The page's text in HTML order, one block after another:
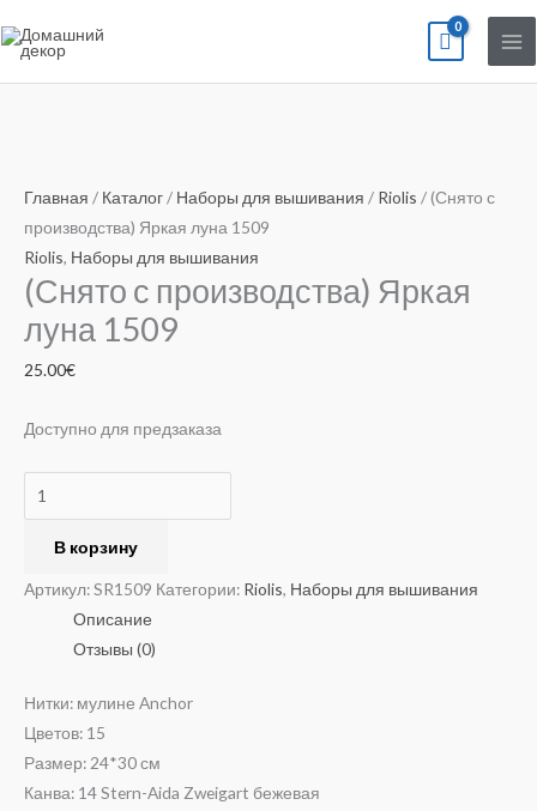
к
Главная / Каталог/ Наборы для вышивания / Riolis / (Снято с
производства) Яркая луна 1509
Riolis, Наборы для вышивания
(Снято с производства) Яркая
луна 1509
25.00€
Доступно для предзаказа
товара
(Снято
с
производства)
Яркая
луна
1509
В корзину
Артикул:SR1509 Категории: Riolis, Наборы для вышивания
Описание
Отзывы (0)
Нитки: мулине Anchor
Цветов: 15
Размер: 24*30 см
Канва: 14 Stern-Aida Zweigart бежевая